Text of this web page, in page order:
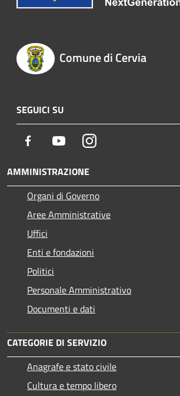
Comune di Cervia
SEGUICI SU
Facebook YoutubeInstagram
AMMINISTRAZIONE
Organi di Governo
Aree Amministrative
Uffici
Enti e fondazioni
Politici
Personale Amministrativo
Documenti e dati
CATEGORIE DI SERVIZIO
Anagrafe e stato civile
Cultura e tempo libero